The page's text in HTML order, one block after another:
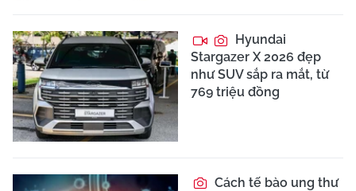
Hyundai
Stargazer X 2026 đẹp
như SUV sắp ra mắt, từ
769 triệu đồng
Cách tế bào ung thư